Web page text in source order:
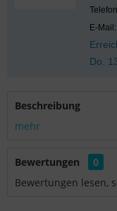
E-Mail:
Do.
Beschreibung
mehr
Bewertungen
0
Bewertungen lesen,